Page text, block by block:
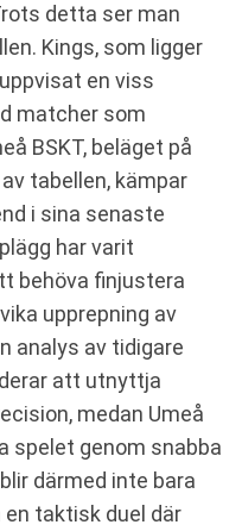
detta ser man
Kings, som ligger
en viss
matcher som
BSKT, beläget på
tabellen, kämpar
i sina senaste
har varit
behöva finjustera
upprepning av
analys av tidigare
att utnyttja
medan Umeå
spelet genom snabba
därmed inte bara
taktisk duel där